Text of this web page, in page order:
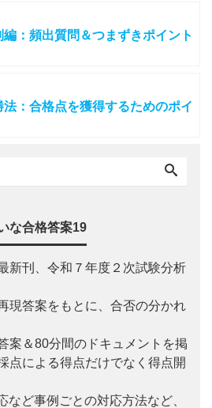
：頻出質問＆つまずきポイント
：合格点を獲得するためのポイ
な合格答案19
新刊、令和７年度２次試験分析
現答案をもとに、合否の分かれ
案＆80分間のドキュメントを掲
点による得点だけでなく得点開
ど事例ごとの対応方法など、